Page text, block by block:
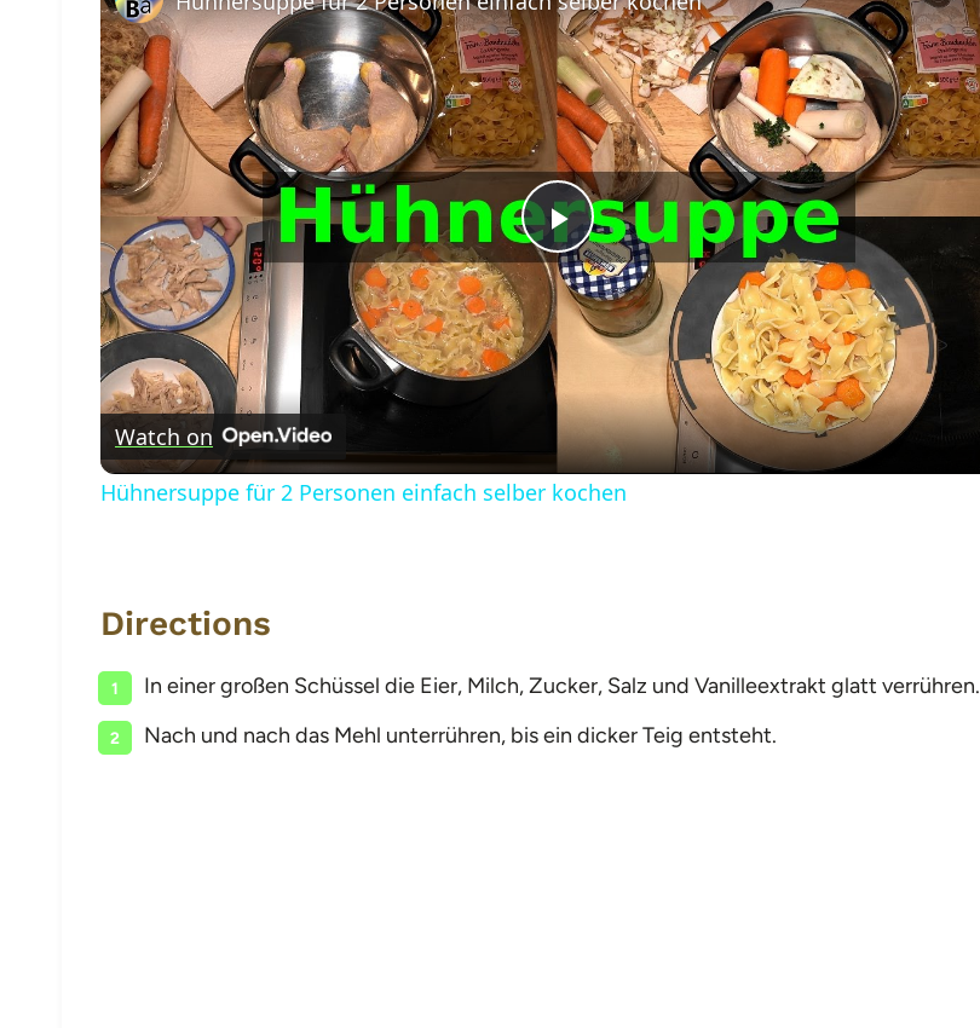
Play
Video
Watch on
Hühnersuppe für 2 Personen einfach selber kochen
Directions
In einer großen Schüssel die Eier, Milch, Zucker, Salz und Vanilleextrakt glatt verrühren.
Nach und nach das Mehl unterrühren, bis ein dicker Teig entsteht.